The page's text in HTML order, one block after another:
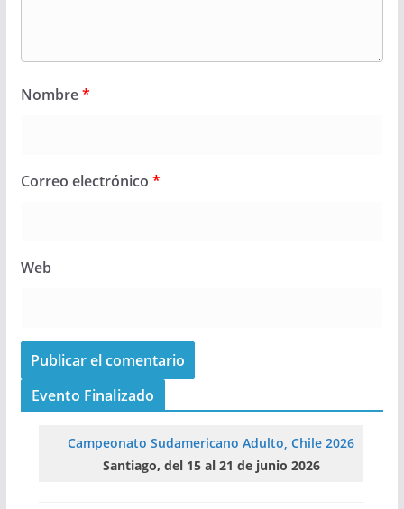
Nombre*
Correo electrónico *
Web
Evento Finalizado
Campeonato Sudamericano Adulto, Chile 2026
Santiago, del 15 al 21 de junio 2026